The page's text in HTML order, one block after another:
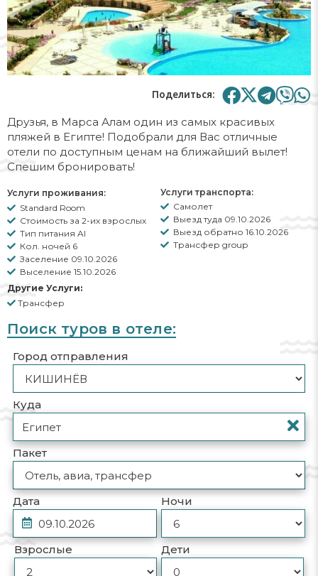
Поделиться:
Друзья, в Марса Алам один из самых красивых
пляжей в Египте! Подобрали для Вас отличные
отели по доступным ценам на ближайший вылет!
Спешим бронировать!
Услуги проживания:
Standard Room
Стоимость за 2-их взрослых
Тип питания AI
Кол. ночей 6
Заселение 09.10.2026
Выселение 15.10.2026
Другие Услуги:
Трансфер
Услуги транспорта:
Самолет
Выезд туда 09.10.2026
Выезд обратно 16.10.2026
Трансфер group
Поиск туров в отеле:
Город отправления
Куда
Пакет
Дата Ночи
Взрослые Дети